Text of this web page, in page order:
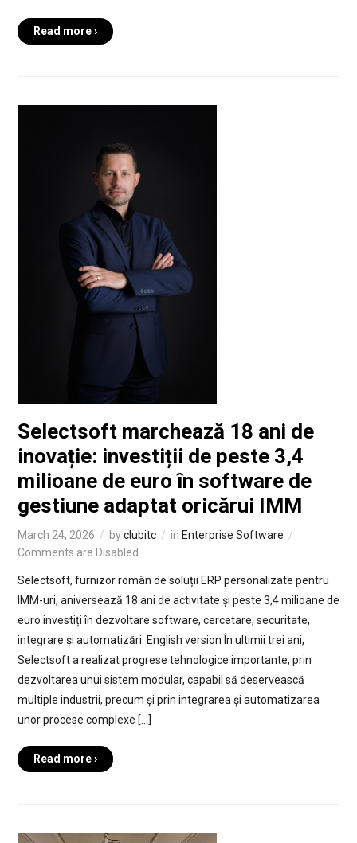
Read more ›
Selectsoft marchează 18 ani de
inovație: investiții de peste 3,4
milioane de euro în software de
gestiune adaptat oricărui IMM
March 24, 2026 byclubitc in Enterprise Software
Comments are Disabled
Selectsoft, furnizor român de soluții ERP personalizate pentru
IMM-uri, aniversează 18 ani de activitate și peste 3,4 milioane de
euro investiți în dezvoltare software, cercetare, securitate,
integrare și automatizări. English version În ultimii trei ani,
Selectsoft a realizat progrese tehnologice importante, prin
dezvoltarea unui sistem modular, capabil să deservească
multiple industrii, precum și prin integrarea și automatizarea
unor procese complexe […]
Read more ›